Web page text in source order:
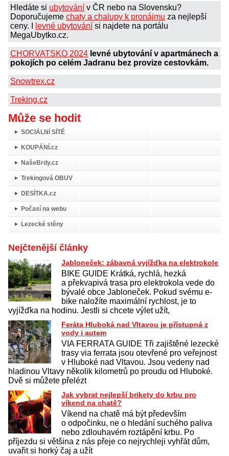
Hledáte si ubytování v ČR nebo na Slovensku?
Doporučujeme chaty a chalupy k pronájmu za nejlepší
ceny. I
levné ubytování si najdete na portálu
MegaUbytko.cz.
CHORVATSKO 2024 levné ubytování v apartmánech a
pokojích po celém Jadranu bez provize cestovkám.
Snowtrex.cz
Treking.cz
Může se hodit
SOCIÁLNÍ SÍTĚ
KOUPÁNÍ.cz
NašeBrdy.cz
Trekingová OBUV
DESÍTKA.cz
Počasí na webu
Lezecké stěny
Nejčtenější články
Jabloneček: zábavná vyjížďka na elektrokole
BIKE GUIDE Krátká, rychlá, hezká
a překvapivá trasa pro elektrokola vede do
bývalé obce Jabloneček. Pokud svému e-
bike naložíte maximální rychlost, je to
vyjížďka na hodinu. Jestli si chcete výlet užít,
Feráta Hluboká nad Vltavou je přístupná z
vody i autem
VIA FERRATA GUIDE Tři zajištěné lezecké
trasy via ferrata jsou otevřené pro veřejnost
v Hluboké nad Vltavou. Jsou vedeny nad
hladinou Vltavy několik kilometrů po proudu od Hluboké.
Dvě si můžete přelézt
Jak vybrat nejlepší brikety do krbu pro
víkend na chatě?
Víkend na chatě má být především
o odpočinku, ne o hledání suchého paliva
nebo zdlouhavém roztápění krbu. Po
příjezdu si většina z nás přeje co nejrychleji vyhřát dům,
uvařit si horký čaj a užít